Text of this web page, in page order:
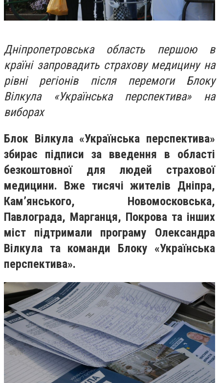
Дніпропетровська область першою в
країні запровадить страхову медицину на
рівні регіонів після перемоги Блоку
Вілкула «Українська перспектива» на
виборах
Блок Вілкула «Українська перспектива»
збирає підписи за введення в області
безкоштовної для людей страхової
медицини. Вже тисячі жителів Дніпра,
Кам’янського, Новомосковська,
Павлограда, Марганця, Покрова та інших
міст підтримали програму Олександра
Вілкула та команди Блоку «Українська
перспектива».